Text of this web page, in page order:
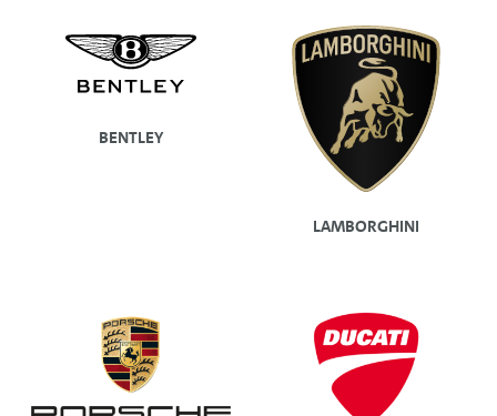
BENTLEY
LAMBORGHINI